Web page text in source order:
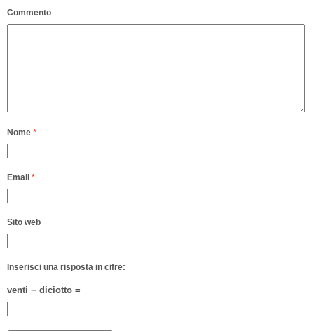
Commento
Nome *
Email *
Sito web
Inserisci una risposta in cifre:
venti − diciotto =